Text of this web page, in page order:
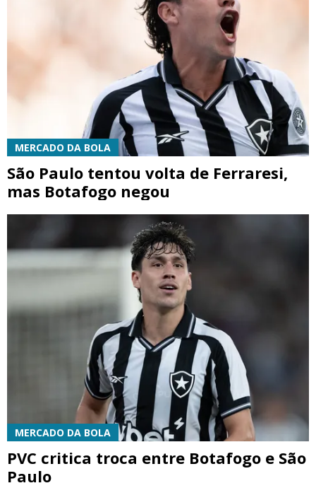
MERCADO DA BOLA
São Paulo tentou volta de Ferraresi,
mas Botafogo negou
MERCADO DA BOLA
PVC critica troca entre Botafogo e São
Paulo